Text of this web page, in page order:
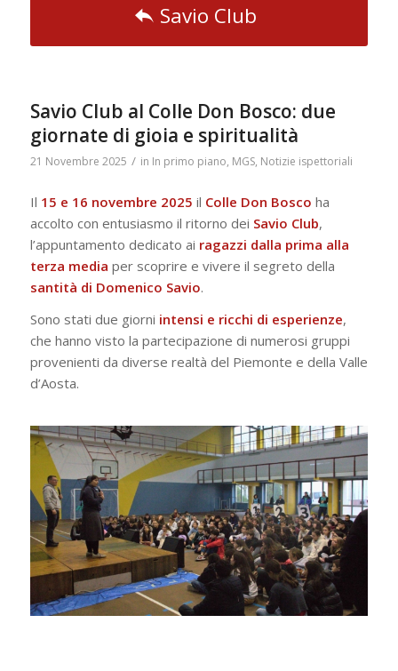
Savio Club
Savio Club al Colle Don Bosco: due
giornate di gioia e spiritualità
21 Novembre 2025 / in In primo piano, MGS, Notizie ispettoriali
Il 15 e 16 novembre 2025 il Colle Don Bosco ha
accolto con entusiasmo il ritorno dei Savio Club,
l’appuntamento dedicato ai ragazzi dalla prima alla
terza media per scoprire e vivere il segreto della
santità di Domenico Savio.
Sono stati due giorni intensi e ricchi di esperienze,
che hanno visto la partecipazione di numerosi gruppi
provenienti da diverse realtà del Piemonte e della Valle
d’Aosta.